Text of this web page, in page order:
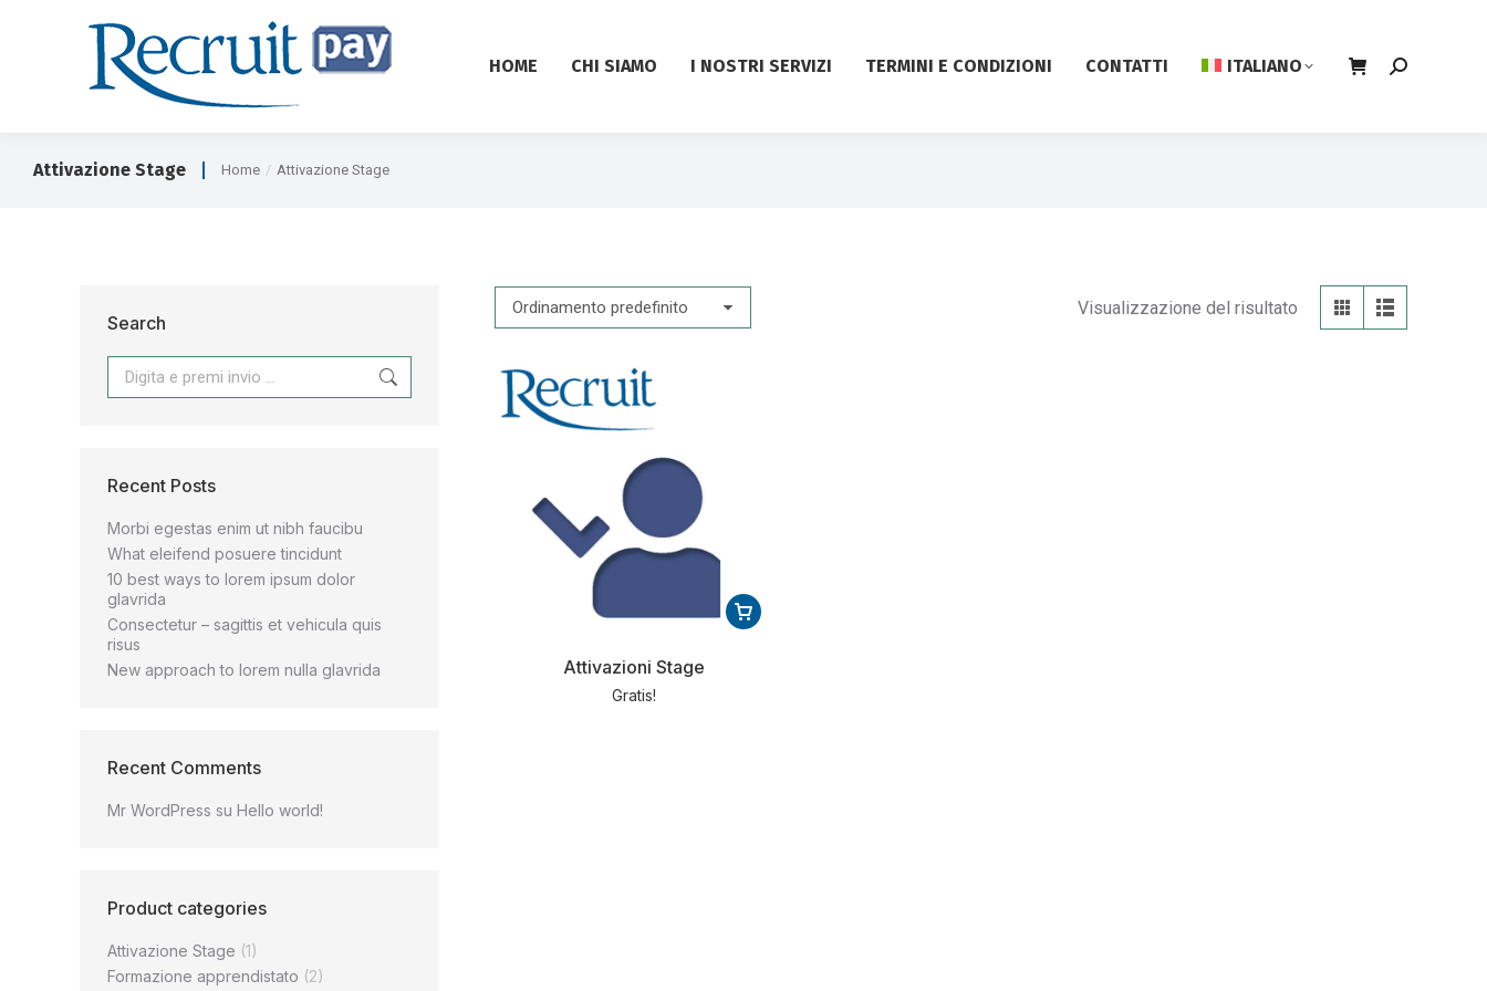
HOME CHI SIAMO I NOSTRI SERVIZI TERMINI E CONDIZIONI CONTATTI ITALIANO
Attivazione Stage Tu sei qui:
Home Attivazione Stage
Visualizzazione del risultato
Attivazioni Stage
Gratis!
Search
Recent Posts
Morbi egestas enim ut nibh faucibu
What eleifend posuere tincidunt
10 best ways to lorem ipsum dolor
glavrida
Consectetur – sagittis et vehicula quis
risus
New approach to lorem nulla glavrida
Recent Comments
Mr WordPress su Hello world!
Product categories
Attivazione Stage (1)
Formazione apprendistato (2)